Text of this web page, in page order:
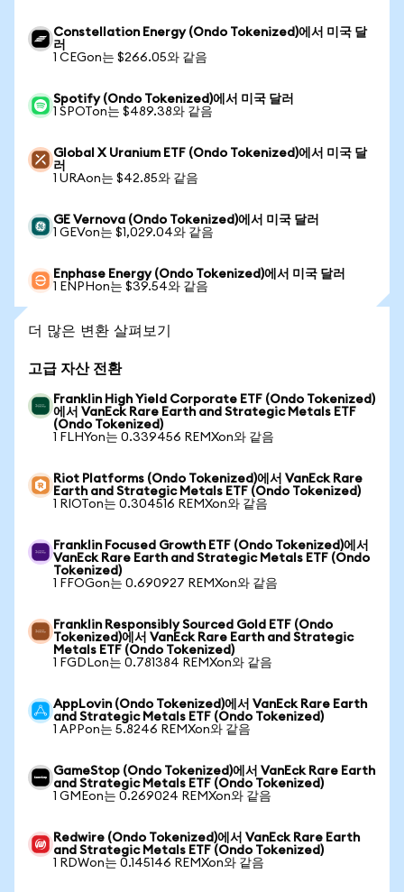
Constellation Energy (Ondo Tokenized)에서 미국 달
러
1 CEGon는 $266.05와 같음
Spotify (Ondo Tokenized)에서 미국 달러
1 SPOTon는 $489.38와 같음
Global X Uranium ETF (Ondo Tokenized)에서 미국 달
러
1 URAon는 $42.85와 같음
GE Vernova (Ondo Tokenized)에서 미국 달러
1 GEVon는 $1,029.04와 같음
Enphase Energy (Ondo Tokenized)에서 미국 달러
1 ENPHon는 $39.54와 같음
더 많은 변환 살펴보기
고급 자산 전환
Franklin High Yield Corporate ETF (Ondo Tokenized)
에서 VanEck Rare Earth and Strategic Metals ETF
(Ondo Tokenized)
1 FLHYon는 0.339456 REMXon와 같음
Riot Platforms (Ondo Tokenized)에서 VanEck Rare
Earth and Strategic Metals ETF (Ondo Tokenized)
1 RIOTon는 0.304516 REMXon와 같음
Franklin Focused Growth ETF (Ondo Tokenized)에서
VanEck Rare Earth and Strategic Metals ETF (Ondo
Tokenized)
1 FFOGon는 0.690927 REMXon와 같음
Franklin Responsibly Sourced Gold ETF (Ondo
Tokenized)에서 VanEck Rare Earth and Strategic
Metals ETF (Ondo Tokenized)
1 FGDLon는 0.781384 REMXon와 같음
AppLovin (Ondo Tokenized)에서 VanEck Rare Earth
and Strategic Metals ETF (Ondo Tokenized)
1 APPon는 5.8246 REMXon와 같음
GameStop (Ondo Tokenized)에서 VanEck Rare Earth
and Strategic Metals ETF (Ondo Tokenized)
1 GMEon는 0.269024 REMXon와 같음
Redwire (Ondo Tokenized)에서 VanEck Rare Earth
and Strategic Metals ETF (Ondo Tokenized)
1 RDWon는 0.145146 REMXon와 같음